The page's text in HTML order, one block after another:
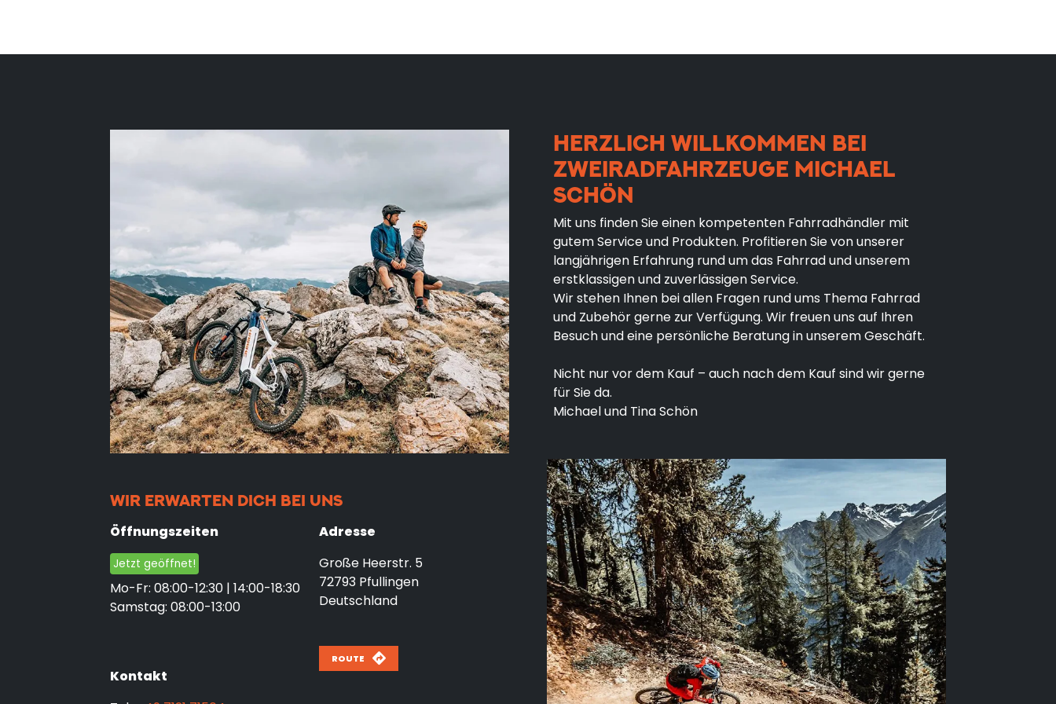
WIR ERWARTEN DICH BEI UNS
Öffnungszeiten
Jetzt geöffnet!
Mo-Fr: 08:00-12:30 | 14:00-18:30
Samstag: 08:00-13:00
Adresse
Große Heerstr. 5
72793 Pfullingen
Deutschland
ROUTE
Kontakt
HERZLICH WILLKOMMEN BEI
ZWEIRADFAHRZEUGE MICHAEL
SCHÖN
Mit uns finden Sie einen kompetenten Fahrradhändler mit
gutem Service und Produkten. Profitieren Sie von unserer
langjährigen Erfahrung rund um das Fahrrad und unserem
erstklassigen und zuverlässigen Service.
Wir stehen Ihnen bei allen Fragen rund ums Thema Fahrrad
und Zubehör gerne zur Verfügung. Wir freuen uns auf Ihren
Besuch und eine persönliche Beratung in unserem Geschäft.
Nicht nur vor dem Kauf – auch nach dem Kauf sind wir gerne
für Sie da.
Michael und Tina Schön